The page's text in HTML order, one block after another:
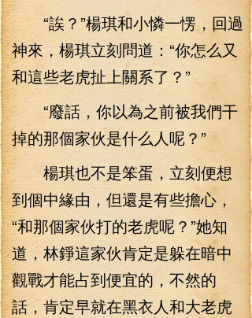
“誒？”楊琪和小憐一愣，回過
神來，楊琪立刻問道：“你怎么又
和這些老虎扯上關系了？”
“廢話，你以為之前被我們干
掉的那個家伙是什么人呢？”
楊琪也不是笨蛋，立刻便想
到個中緣由，但還是有些擔心，
“和那個家伙打的老虎呢？”她知
道，林錚這家伙肯定是躲在暗中
觀戰才能占到便宜的，不然的
話，肯定早就在黑衣人和大老虎